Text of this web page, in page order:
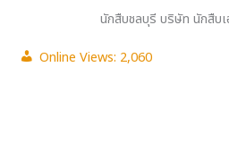
นักสืบชลบุรี บริษัท นักสืบ
Online Views: 2,060